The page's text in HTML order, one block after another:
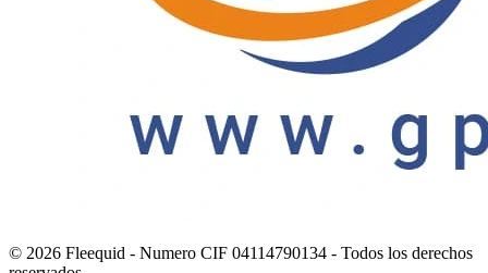
© 2026 Fleequid - Numero CIF 04114790134 - Todos los derechos